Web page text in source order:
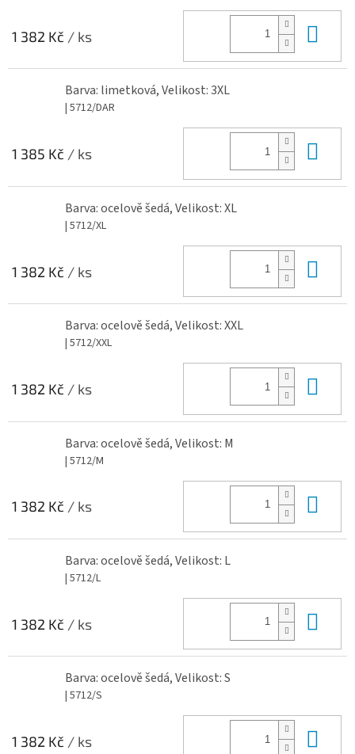
1 382 Kč / ks
Barva: limetková, Velikost: 3XL
| 5712/DAR
1 385 Kč / ks
Barva: ocelově šedá, Velikost: XL
| 5712/XL
1 382 Kč / ks
Barva: ocelově šedá, Velikost: XXL
| 5712/XXL
1 382 Kč / ks
Barva: ocelově šedá, Velikost: M
| 5712/M
1 382 Kč / ks
Barva: ocelově šedá, Velikost: L
| 5712/L
1 382 Kč / ks
Barva: ocelově šedá, Velikost: S
| 5712/S
1 382 Kč / ks